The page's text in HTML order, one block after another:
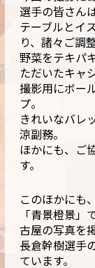
選手の皆さん
テーブルとイ
り、諸々ご調
野菜をテキパ
ただいたキャ
撮影用にボー
プ。
きれいなバレ
涼副務。
ほかにも、ご
す。
このほかにも
「青景橙景」
古屋の写真を
長倉幹樹選手
ています。